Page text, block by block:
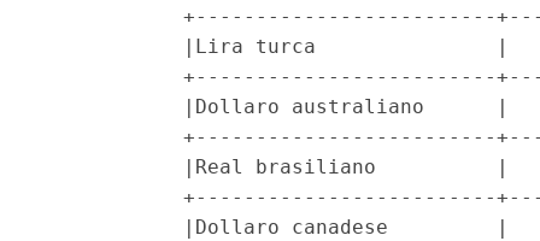
+-------------------------
|Lira turca               |
+-------------------------
|Dollaro australiano      |
+-------------------------
|Real brasiliano          |
+-------------------------
|Dollaro canadese         |